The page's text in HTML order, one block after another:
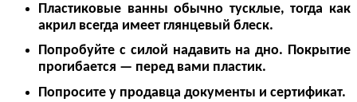
Пластиковые ванны обычно тусклые, тогда как
акрил всегда имеет глянцевый блеск.
Попробуйте с силой надавить на дно. Покрытие
прогибается — перед вами пластик.
Попросите у продавца документы и сертификат.